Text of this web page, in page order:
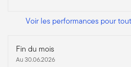
Voir les performances pour
Fin du mois
Au 30.06.2026